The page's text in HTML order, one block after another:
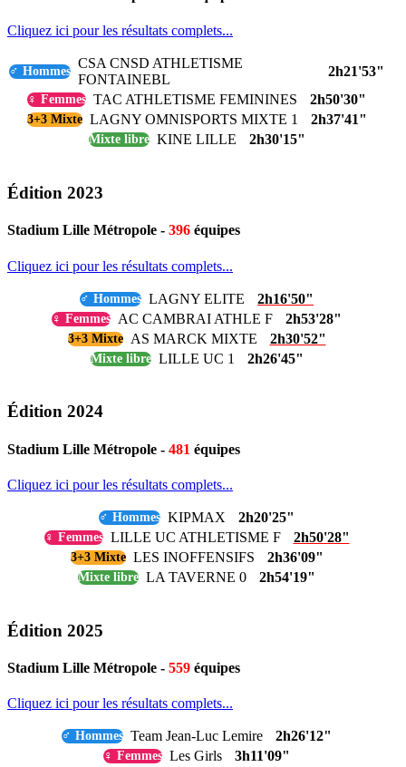
Cliquez ici pour les résultats complets...
♂ Hommes
CSA CNSD ATHLETISME
FONTAINEBL
2h21'53"
♀ Femmes TAC ATHLETISME FEMININES 2h50'30"
3+3 Mixte LAGNY OMNISPORTS MIXTE 1 2h37'41"
Mixte libre KINE LILLE 2h30'15"
Édition 2023
Stadium Lille Métropole - 396 équipes
Cliquez ici pour les résultats complets...
♂ Hommes LAGNY ELITE 2h16'50"
♀ Femmes AC CAMBRAI ATHLE F 2h53'28"
3+3 Mixte AS MARCK MIXTE 2h30'52"
Mixte libre LILLE UC 1 2h26'45"
Édition 2024
Stadium Lille Métropole - 481 équipes
Cliquez ici pour les résultats complets...
♂ Hommes KIPMAX 2h20'25"
♀ Femmes LILLE UC ATHLETISME F 2h50'28"
3+3 Mixte LES INOFFENSIFS 2h36'09"
Mixte libre LA TAVERNE 0 2h54'19"
Édition 2025
Stadium Lille Métropole - 559 équipes
Cliquez ici pour les résultats complets...
♂ Hommes Team Jean-Luc Lemire 2h26'12"
♀ Femmes Les Girls 3h11'09"